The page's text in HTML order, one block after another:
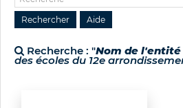
Recherche : "Nom de
des écoles du 12e